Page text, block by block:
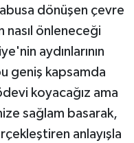
dönüşen çevre
nasıl önleneceği
aydınlarının
geniş kapsamda
koyacağız ama
sağlam basarak,
anlayışla